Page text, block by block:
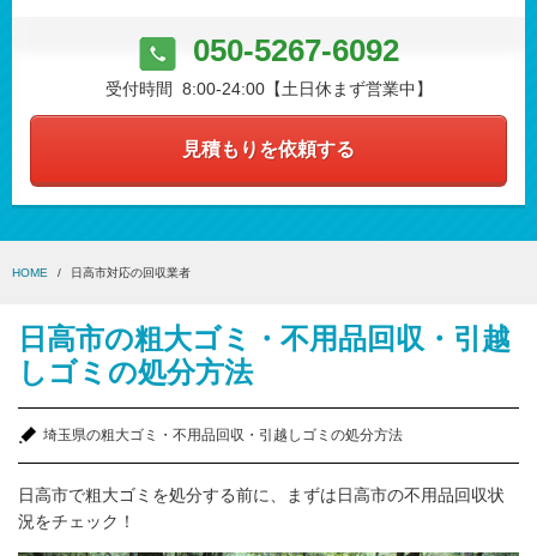
050-5267-6092
受付時間 8:00-24:00【土日休まず営業中】
見積もりを依頼する
HOME 日高市対応の回収業者
日高市の粗大ゴミ・不用品回収・引越
しゴミの処分方法
埼玉県の粗大ゴミ・不用品回収・引越しゴミの処分方法
日高市で粗大ゴミを処分する前に、まずは日高市の不用品回収状
況をチェック！